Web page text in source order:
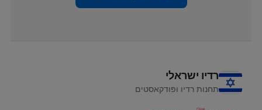
רדיו ישראלי
תחנות רדיו ופודקאסטים